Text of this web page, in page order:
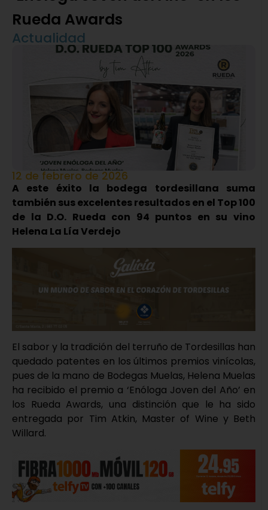
Rueda Awards
Actualidad
12 de febrero de 2026
A este éxito la bodega tordesillana suma
también sus excelentes resultados en el Top 100
de la D.O. Rueda con 94 puntos en su vino
Helena La Lía Verdejo
El sabor y la tradición del terruño de Tordesillas han
quedado patentes en los últimos premios vinícolas,
pues de la mano de Bodegas Muelas, Helena Muelas
ha recibido el premio a ‘Enóloga Joven del Año’ en
los Rueda Awards, una distinción que le ha sido
entregada por Tim Atkin, Master of Wine y Beth
Willard.